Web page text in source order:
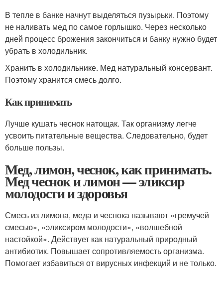
В тепле в банке начнут выделяться пузырьки. Поэтому
не наливать мед по самое горлышко. Через несколько
дней процесс брожения закончиться и банку нужно будет
убрать в холодильник.
Хранить в холодильнике. Мед натуральный консервант.
Поэтому хранится смесь долго.
Как принимать
Лучше кушать чеснок натощак. Так организму легче
усвоить питательные вещества. Следовательно, будет
больше пользы.
Мед, лимон, чеснок, как принимать.
Мед чеснок и лимон — эликсир
молодости и здоровья
Смесь из лимона, меда и чеснока называют «гремучей
смесью», «эликсиром молодости», «волшебной
настойкой». Действует как натуральный природный
антибиотик. Повышает сопротивляемость организма.
Помогает избавиться от вирусных инфекций и не только.